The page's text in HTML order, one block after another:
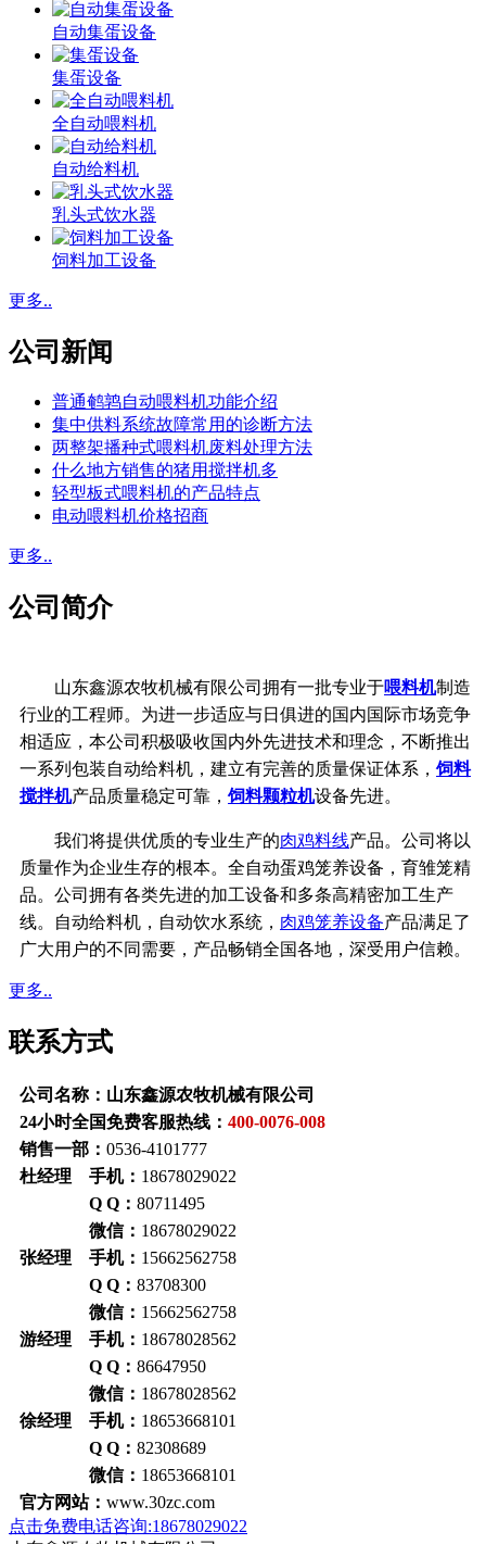
自动集蛋设备
集蛋设备
全自动喂料机
自动给料机
乳头式饮水器
饲料加工设备
更多..
公司新闻
普通鹌鹑自动喂料机功能介绍
集中供料系统故障常用的诊断方法
两整架播种式喂料机废料处理方法
什么地方销售的猪用搅拌机多
轻型板式喂料机的产品特点
电动喂料机价格招商
更多..
公司简介
山东鑫源农牧机械有限公司拥有一批专业于喂料机制造
行业的工程师。为进一步适应与日俱进的国内国际市场竞争
相适应，本公司积极吸收国内外先进技术和理念，不断推出
一系列包装自动给料机，建立有完善的质量保证体系，饲料
搅拌机产品质量稳定可靠，饲料颗粒机设备先进。
我们将提供优质的专业生产的肉鸡料线产品。公司将以
质量作为企业生存的根本。全自动蛋鸡笼养设备，育雏笼精
品。公司拥有各类先进的加工设备和多条高精密加工生产
线。
自动给料机，自动饮水系统， 肉鸡笼养设备产品满足了
广大用户的不同需要，产品畅销全国各地，深受用户信赖。
更多..
联系方式
公司名称：山东鑫源农牧机械有限公司
24小时全国免费客服热线： 400-0076-008
销售一部： 0536-4101777
杜经理 手机： 18678029022
Q Q： 80711495
微信： 18678029022
张经理 手机： 15662562758
Q Q： 83708300
微信： 15662562758
游经理 手机： 18678028562
Q Q： 86647950
微信： 18678028562
徐经理 手机： 18653668101
Q Q： 82308689
微信： 18653668101
官方网站： www.30zc.com
点击免费电话咨询:18678029022